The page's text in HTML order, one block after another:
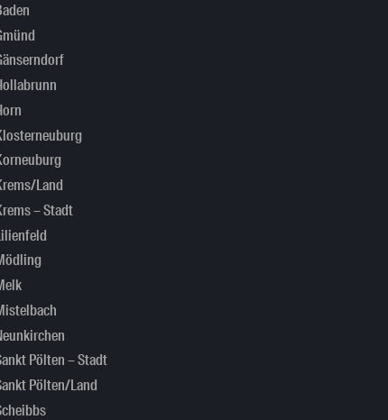
Land
– Stadt
Pölten – Stadt
Pölten/Land